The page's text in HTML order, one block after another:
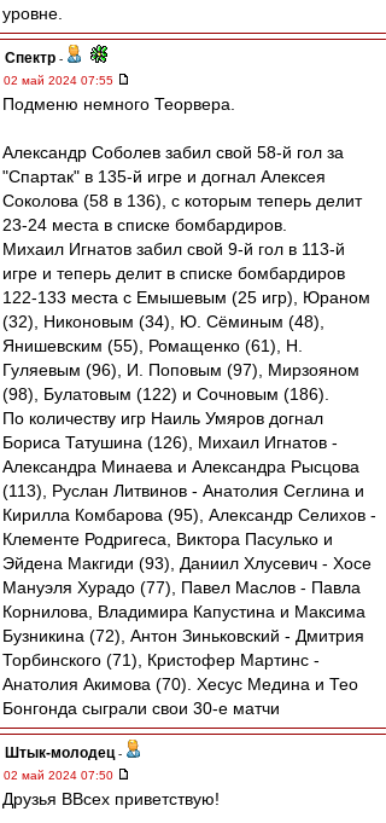
уровне.
Спектр -
02 май 2024 07:55
Подменю немного Теорвера.
Александр Соболев забил свой 58-й гол за
"Спартак" в 135-й игре и догнал Алексея
Соколова (58 в 136), с которым теперь делит
23-24 места в списке бомбардиров.
Михаил Игнатов забил свой 9-й гол в 113-й
игре и теперь делит в списке бомбардиров
122-133 места с Емышевым (25 игр), Юраном
(32), Никоновым (34), Ю. Сёминым (48),
Янишевским (55), Ромащенко (61), Н.
Гуляевым (96), И. Поповым (97), Мирзояном
(98), Булатовым (122) и Сочновым (186).
По количеству игр Наиль Умяров догнал
Бориса Татушина (126), Михаил Игнатов -
Александра Минаева и Александра Рысцова
(113), Руслан Литвинов - Анатолия Сеглина и
Кирилла Комбарова (95), Александр Селихов -
Клементе Родригеса, Виктора Пасулько и
Эйдена Макгиди (93), Даниил Хлусевич - Хосе
Мануэля Хурадо (77), Павел Маслов - Павла
Корнилова, Владимира Капустина и Максима
Бузникина (72), Антон Зиньковский - Дмитрия
Торбинского (71), Кристофер Мартинс -
Анатолия Акимова (70). Хесус Медина и Тео
Бонгонда сыграли свои 30-е матчи
Штык-молодец -
02 май 2024 07:50
Друзья ВВсех приветствую!